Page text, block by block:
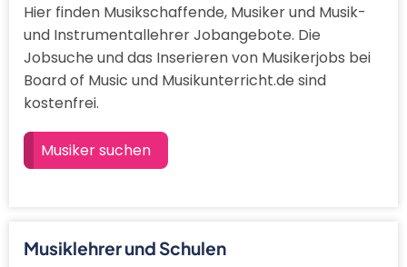
Hier finden Musikschaffende, Musiker und Musik-
und Instrumentallehrer Jobangebote. Die
Jobsuche und das Inserieren von Musikerjobs bei
Board of Music und Musikunterricht.de sind
kostenfrei.
Musiker suchen
Musiklehrer und Schulen